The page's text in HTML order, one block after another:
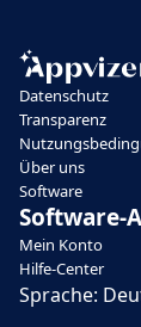
Datenschutz
Transparenz
Über uns
Software
Software-
Mein Konto
Hilfe-Center
Sprache: